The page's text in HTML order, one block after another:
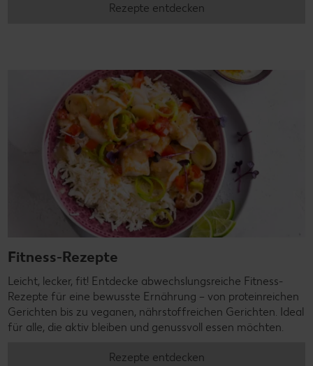
Rezepte entdecken
Fitness-Rezepte
Leicht, lecker, fit! Entdecke abwechslungsreiche Fitness-
Rezepte für eine bewusste Ernährung – von proteinreichen
Gerichten bis zu veganen, nährstoffreichen Gerichten. Ideal
für alle, die aktiv bleiben und genussvoll essen möchten.
Rezepte entdecken